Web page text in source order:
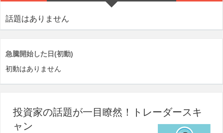
話題はありません
急騰開始した日(初動)
初動はありません
投資家の話題が一目瞭然！トレーダースキ
ャン